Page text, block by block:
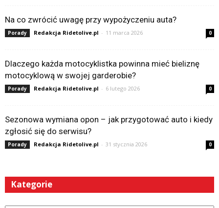
Na co zwrócić uwagę przy wypożyczeniu auta?
Porady Redakcja Ridetolive.pl - 11 marca 2026 0
Dlaczego każda motocyklistka powinna mieć bieliznę
motocyklową w swojej garderobie?
Porady Redakcja Ridetolive.pl - 6 lutego 2026 0
Sezonowa wymiana opon – jak przygotować auto i kiedy
zgłosić się do serwisu?
Porady Redakcja Ridetolive.pl - 31 stycznia 2026 0
Kategorie
Kategorie